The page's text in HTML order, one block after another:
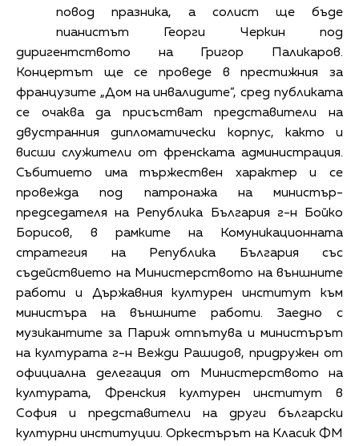
повод празника, а солист ще бъде
пианистът Георги Черкин под
диригентството на Григор Паликаров.
Концертът ще се проведе в престижния за
французите „Дом на инвалидите”, сред публиката
се очаква да присъстват представители на
двустранния дипломатически корпус, както и
висши служители от френската администрация.
Събитието има тържествен характер и се
провежда под патронажа на министър-
председателя на Република България г-н Бойко
Борисов, в рамките на Комуникационната
стратегия на Република България със
съдействието на Министерството на външните
работи и Държавния културен институт към
министъра на външните работи. Заедно с
музикантите за Париж отпътува и министърът
на културата г-н Вежди Рашидов, придружен от
официална делегация от Министерството на
културата, Френския културен институт в
София и представители на други български
културни институции. Оркестърът на Класик ФМ